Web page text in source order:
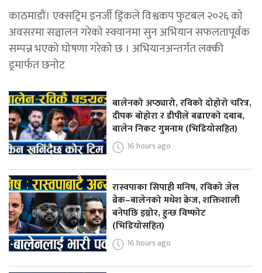
काठमाडौं। एक्सट्रिम इनर्जी ड्रिंकले विश्वकप फुटबल २०२६ को
अवसरमा सञ्चालन गरेको स्क्यानमा सुन अभियान सफलतापूर्वक
सम्पन्न भएको घोषणा गरेको छ । अभियानअन्तर्गत लक्की
ड्रमार्फत छनोट
बालेनको अप्ठ्यारो, रविको दोहोरो चरित्र,
दीपक बोहोरा र डीपीले बढाएको दबाब,
बालेन निकट गुमनाम (भिडियोसहित)
16 hours ago
रास्वपाका सिपाही मनिष, रविको जेल
ब्रेक–बालेनको मधेश क्रेज, शक्तिशाली
बनेपछि इग्नोर, हुन्छ विष्फोट
(भिडियोसहित)
16 hours ago